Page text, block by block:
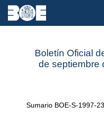
Boletín Oficial
de septiembre
Sumario BOE-S-1997-